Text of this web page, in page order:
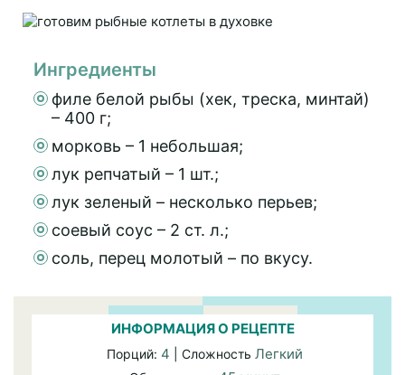
Ингредиенты
филе белой рыбы (хек, треска, минтай)
– 400 г;
морковь – 1 небольшая;
лук репчатый – 1 шт.;
лук зеленый – несколько перьев;
соевый соус – 2 ст. л.;
соль, перец молотый – по вкусу.
ИНФОРМАЦИЯ О РЕЦЕПТЕ
Порций: 4 | Сложность Легкий